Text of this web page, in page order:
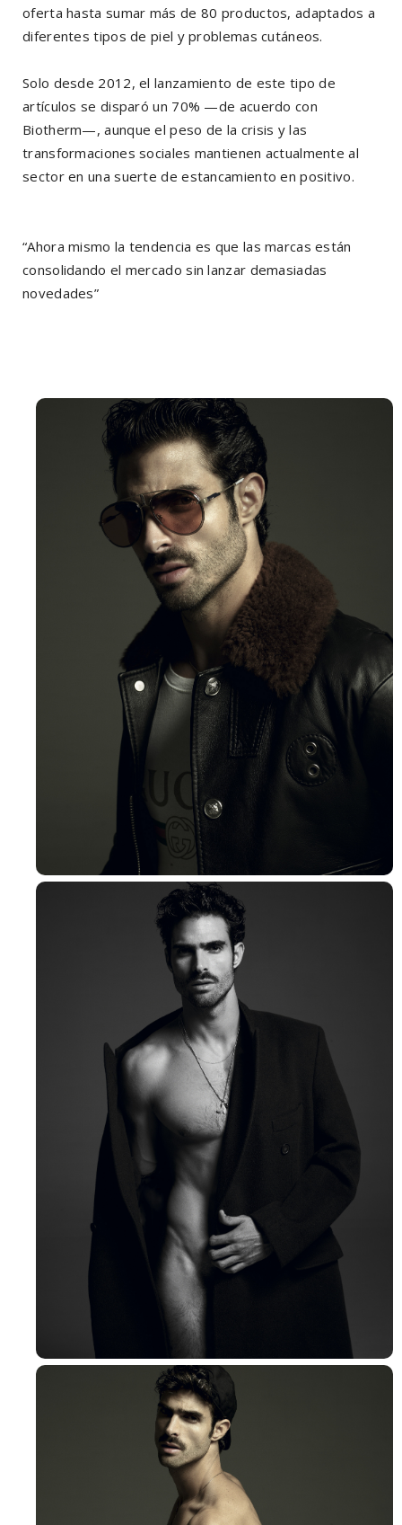
oferta hasta sumar más de 80 productos, adaptados a
diferentes tipos de piel y problemas cutáneos.
Solo desde 2012, el lanzamiento de este tipo de
artículos se disparó un 70% —de acuerdo con
Biotherm—, aunque el peso de la crisis y las
transformaciones sociales mantienen actualmente al
sector en una suerte de estancamiento en positivo.
“Ahora mismo la tendencia es que las marcas están
consolidando el mercado sin lanzar demasiadas
novedades”